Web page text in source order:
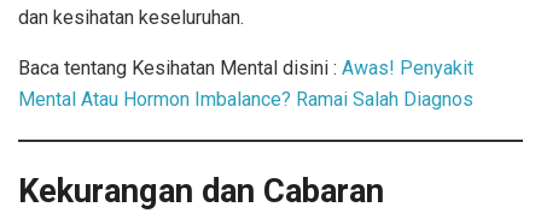
dan kesihatan keseluruhan.
Baca tentang Kesihatan Mental disini : Awas! Penyakit
Mental Atau Hormon Imbalance? Ramai Salah Diagnos
Kekurangan dan Cabaran